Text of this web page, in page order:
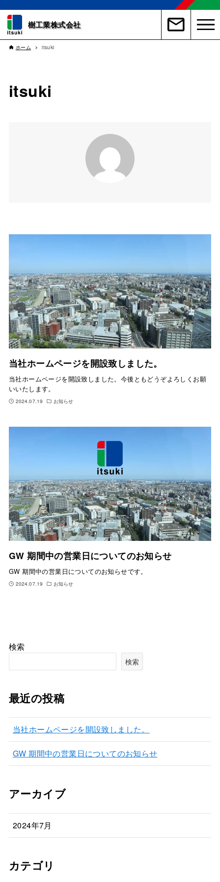
樹工業株式会社
ホーム itsuki
itsuki
当社ホームページを開設致しました。
当社ホームページを開設致しました。今後ともどうぞよろしくお願
いいたします。
2024.07.19 お知らせ
GW 期間中の営業日についてのお知らせ
GW 期間中の営業日についてのお知らせです。
2024.07.19 お知らせ
検索
検索
最近の投稿
当社ホームページを開設致しました。
GW 期間中の営業日についてのお知らせ
アーカイブ
2024年7月
カテゴリ